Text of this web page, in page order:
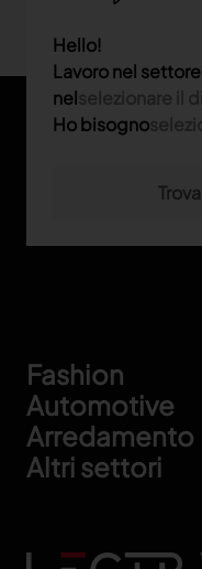
Footer
Fashion
Automotive
Arredamento
Altri settori
Hello!
Lavoro nel settore
nel
Ho bisogno